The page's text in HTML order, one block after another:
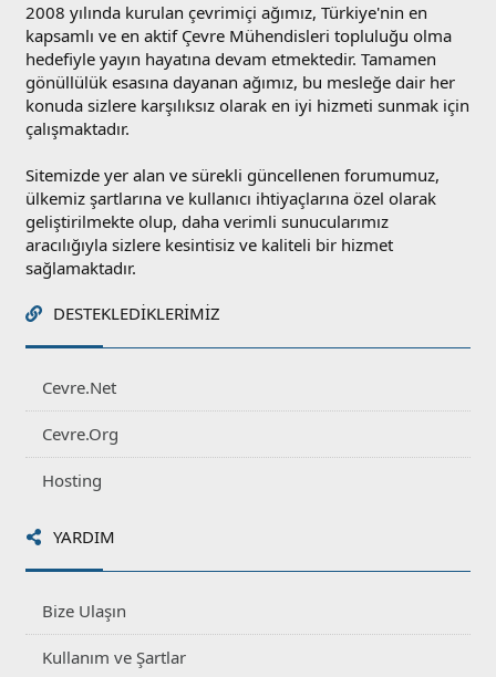
2008 yılında kurulan çevrimiçi ağımız, Türkiye'nin en
kapsamlı ve en aktif Çevre Mühendisleri topluluğu olma
hedefiyle yayın hayatına devam etmektedir. Tamamen
gönüllülük esasına dayanan ağımız, bu mesleğe dair her
konuda sizlere karşılıksız olarak en iyi hizmeti sunmak için
çalışmaktadır.
Sitemizde yer alan ve sürekli güncellenen forumumuz,
ülkemiz şartlarına ve kullanıcı ihtiyaçlarına özel olarak
geliştirilmekte olup, daha verimli sunucularımız
aracılığıyla sizlere kesintisiz ve kaliteli bir hizmet
sağlamaktadır.
DESTEKLEDIKLERIMIZ
Cevre.Net
Cevre.Org
Hosting
YARDIM
Bize Ulaşın
Kullanım ve Şartlar